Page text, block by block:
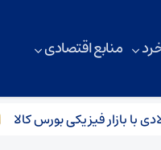
منابع اقتصادی
فیزیکی بورس کالا